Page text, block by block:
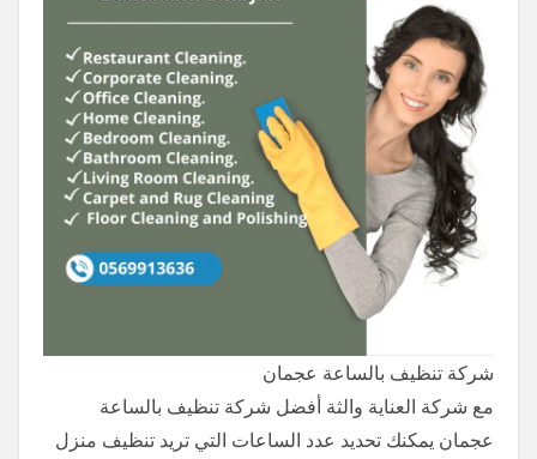
شركة تنظيف بالساعة عجمان
مع شركة العناية والثة أفضل شركة تنظيف بالساعة
عجمان يمكنك تحديد عدد الساعات التي تريد تنظيف منزل